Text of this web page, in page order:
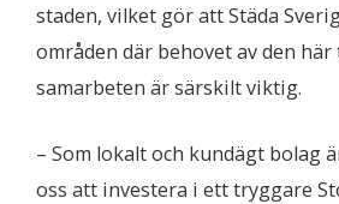
staden, vilket gör att Städa
områden där behovet av den här
samarbeten är särskilt viktig.
– Som lokalt och kundägt bolag
oss att investera i ett tryggare